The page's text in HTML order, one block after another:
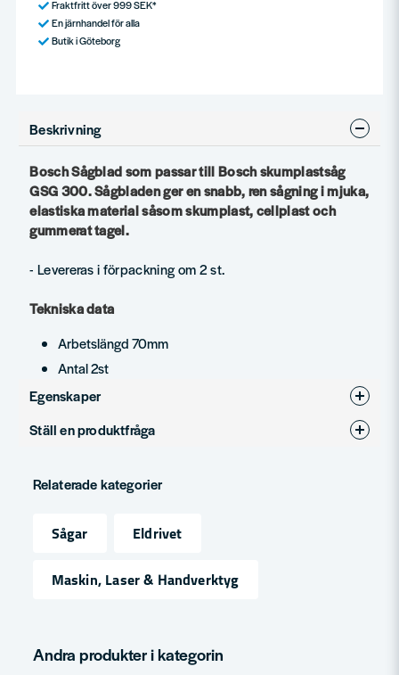
Fraktfritt över 999 SEK*
En järnhandel för alla
Butik i Göteborg
Beskrivning
Bosch Sågblad som passar till Bosch skumplastsåg
GSG 300. Sågbladen ger en snabb, ren sågning i mjuka,
elastiska material såsom skumplast, cellplast och
gummerat tagel.
- Levereras i förpackning om 2 st.
Tekniska data
Arbetslängd 70mm
Antal 2st
Egenskaper
Produkttyp
Ställ en produktfråga
Fråga oss något om denna produkten...
Namn
Relaterade kategorier
Sågar
Eldrivet
Maskin, Laser & Handverktyg
Andra produkter i kategorin